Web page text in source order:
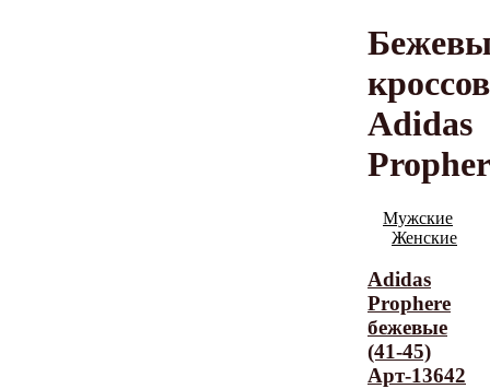
Adidas
Мужские
Женские
Adidas
Prophere
бежевые
(41-45)
Арт-13642